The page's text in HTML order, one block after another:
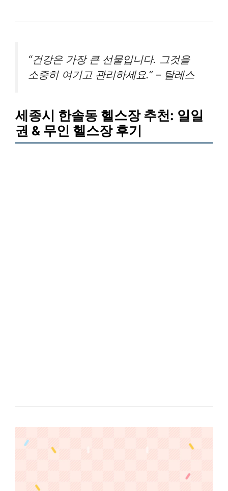
“건강은 가장 큰 선물입니다. 그것을
소중히 여기고 관리하세요.” – 탈레스
세종시 한솔동 헬스장 추천: 일일
권 & 무인 헬스장 후기